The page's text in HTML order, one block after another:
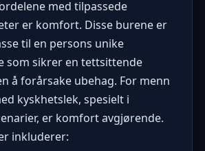
med tilpassede
er komfort. Disse burene er
til en persons unike
som sikrer en tettsittende
å forårsake ubehag. For menn
kyskhetslek, spesielt i
er komfort avgjørende.
inkluderer: